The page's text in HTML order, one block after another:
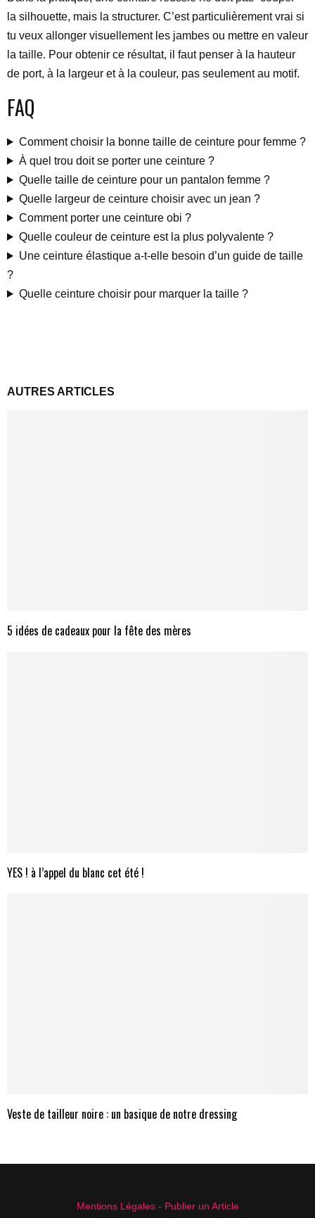
la silhouette, mais la structurer. C’est particulièrement vrai si
tu veux allonger visuellement les jambes ou mettre en valeur
la taille. Pour obtenir ce résultat, il faut penser à la hauteur
de port, à la largeur et à la couleur, pas seulement au motif.
FAQ
Comment choisir la bonne taille de ceinture pour femme ?
À quel trou doit se porter une ceinture ?
Quelle taille de ceinture pour un pantalon femme ?
Quelle largeur de ceinture choisir avec un jean ?
Comment porter une ceinture obi ?
Quelle couleur de ceinture est la plus polyvalente ?
Une ceinture élastique a-t-elle besoin d’un guide de taille
?
Quelle ceinture choisir pour marquer la taille ?
AUTRES ARTICLES
5 idées de cadeaux pour la fête des mères
YES ! à l’appel du blanc cet été !
Veste de tailleur noire : un basique de notre dressing
Mentions Légales- Publier un Article